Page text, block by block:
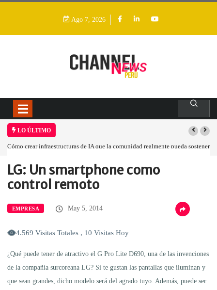
Ago 7, 2026
LO ÚLTIMO
Cómo crear infraestructuras de IA que la comunidad realmente pueda sostener
Home Empresa LG: Un smartphone…
LG: Un smartphone como
control remoto
EMPRESA May 5, 2014
4.569 Visitas Totales , 10 Visitas Hoy
¿Qué puede tener de atractivo el G Pro Lite D690, una de las invenciones
de la compañía surcoreana LG? Si te gustan las pantallas que iluminan y
que sean grandes, dicho modelo será del agrado tuyo. Además, puede ser